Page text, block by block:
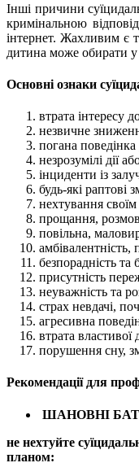
Інші причини
кримінальною
інтернет. Жахливим є
дитина може обирати у
Основні ознаки
втрата інтересу
незвичне
погана
незрозумілі дії
інциденти із
будь-які раптові
нехтування
прощання,
повільна,
амбівалентність,
безпорадність та
присутність
неуважність та
страх невдачі,
агресивна
втрата властивої
порушення сну,
Рекомендації для
ШАНОВНІ
не нехтуйте
планом: